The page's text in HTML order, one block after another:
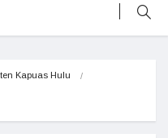
Kapuas Hulu